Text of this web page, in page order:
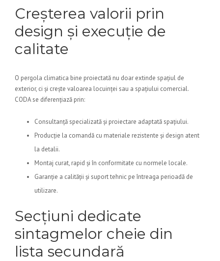
Creșterea valorii prin
design și execuție de
calitate
O pergola climatica bine proiectată nu doar extinde spațiul de
exterior, ci și crește valoarea locuinței sau a spațiului comercial.
CODA se diferențiază prin:
Consultanță specializată și proiectare adaptată spațiului.
Producție la comandă cu materiale rezistente și design atent
la detalii.
Montaj curat, rapid și în conformitate cu normele locale.
Garanție a calității și suport tehnic pe întreaga perioadă de
utilizare.
Secțiuni dedicate
sintagmelor cheie din
lista secundară